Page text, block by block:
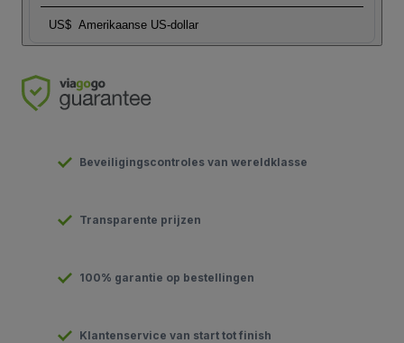
US$ Amerikaanse US-dollar
Beveiligingscontroles van wereldklasse
Transparente prijzen
100% garantie op bestellingen
Klantenservice van start tot finish